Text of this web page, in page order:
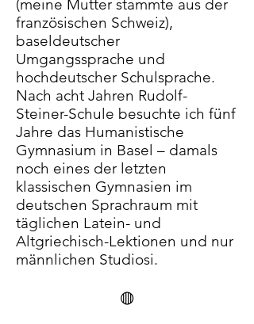
(meine Mutter stammte aus der
französischen Schweiz),
baseldeutscher
Umgangssprache und
hochdeutscher Schulsprache.
Nach acht Jahren Rudolf-
Steiner-Schule besuchte ich fünf
Jahre das Humanistische
Gymnasium in Basel – damals
noch eines der letzten
klassischen Gymnasien im
deutschen Sprachraum mit
täglichen Latein- und
Altgriechisch-Lektionen und nur
männlichen Studiosi.
◍